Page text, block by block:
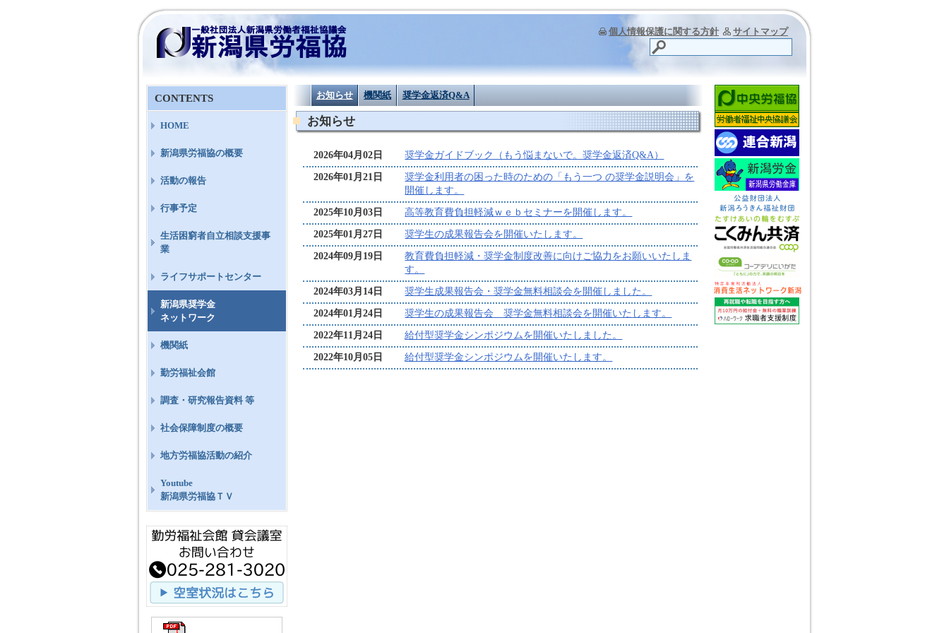
個人情報保護に関する方針 サイトマップ
お知らせ 機関紙 奨学金返済Q&A
お知らせ
2026年04月02日
奨学金ガイドブック（もう悩まないで。奨学金返済Q&A）
2026年01月21日
奨学金利用者の困った時のための「もう一つ の奨学金説明会」を
開催します。
2025年10月03日
高等教育費負担軽減ｗｅｂセミナーを開催します。
2025年01月27日
奨学生の成果報告会を開催いたします。
2024年09月19日
教育費負担軽減・奨学金制度改善に向けご協力をお願いいたしま
す。
2024年03月14日
奨学生成果報告会・奨学金無料相談会を開催しました。
2024年01月24日
奨学生の成果報告会 奨学金無料相談会を開催いたします。
2022年11月24日
給付型奨学金シンポジウムを開催いたしました。
2022年10月05日
給付型奨学金シンポジウムを開催いたします。
CONTENTS
HOME
新潟県労福協の概要
活動の報告
行事予定
生活困窮者自立相談支援事
業
ライフサポートセンター
新潟県奨学金
ネットワーク
機関紙
勤労福祉会館
調査・研究報告資料 等
社会保障制度の概要
地方労福協活動の紹介
Youtube
新潟県労福協ＴＶ